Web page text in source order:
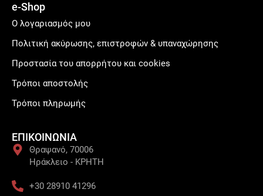
e-Shop
Ο λογαριασμός μου
Πολιτική ακύρωσης, επιστροφών & υπαναχώρησης
Προστασία του απορρήτου και cookies
Τρόποι αποστολής
Τρόποι πληρωμής
ΕΠΙΚΟΙΝΩΝΙΑ
Θραψανό, 70006
Ηράκλειο - ΚΡΗΤΗ
+30 28910 41296